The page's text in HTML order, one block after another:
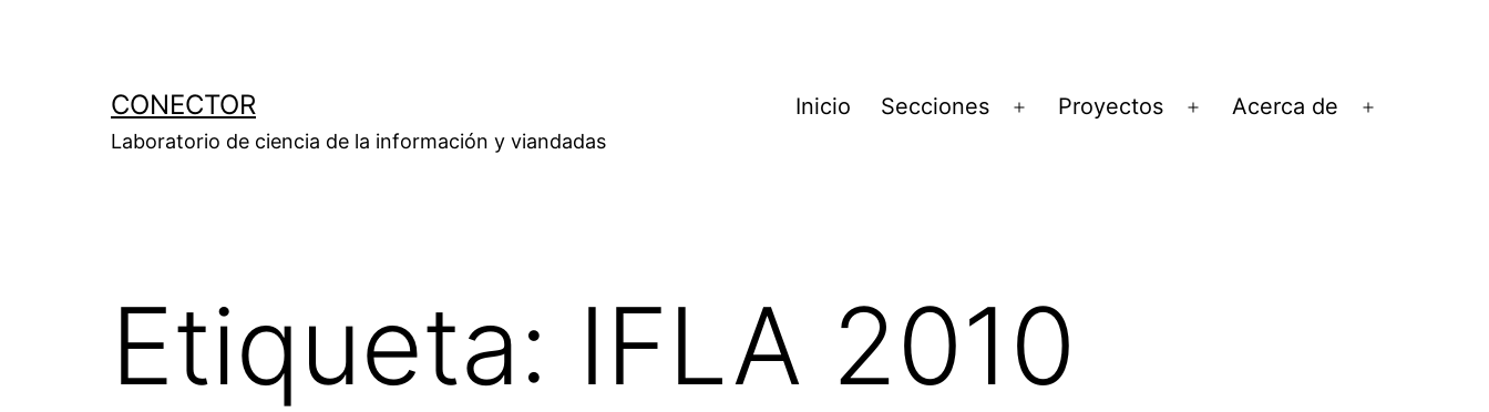
CONECTOR
Laboratorio de ciencia de la información y viandadas
Inicio Secciones
Abrir
Proyectos
Abrir
Acerca de
Etiqueta: IFLA 2010